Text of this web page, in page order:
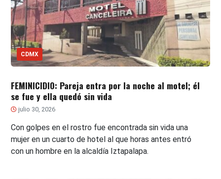
CDMX
FEMINICIDIO: Pareja entra por la noche al motel; él
se fue y ella quedó sin vida
julio 30, 2026
Con golpes en el rostro fue encontrada sin vida una
mujer en un cuarto de hotel al que horas antes entró
con un hombre en la alcaldía Iztapalapa.